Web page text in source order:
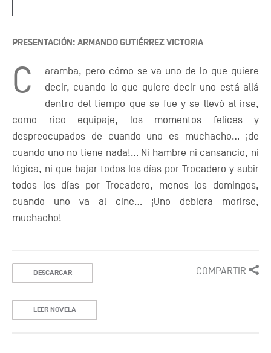
PRESENTACIÓN: ARMANDO GUTIÉRREZ VICTORIA
C
aramba, pero cómo se va uno de lo que quiere
decir, cuando lo que quiere decir uno está allá
dentro del tiempo que se fue y se llevó al irse,
como rico equipaje, los momentos felices y
despreocupados de cuando uno es muchacho... ¡de
cuando uno no tiene nada!... Ni hambre ni cansancio, ni
lógica, ni que bajar todos los días por Trocadero y subir
todos los días por Trocadero, menos los domingos,
cuando uno va al cine... ¡Uno debiera morirse,
muchacho!
DESCARGAR
LEER NOVELA
COMPARTIR